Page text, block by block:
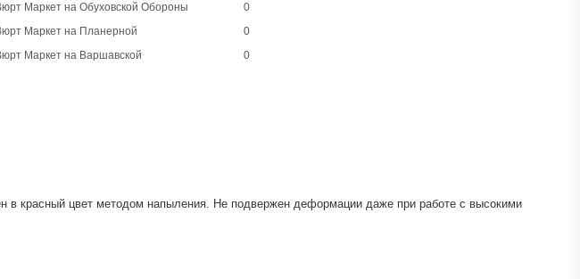
Маркет на Обуховской Обороны
0
Маркет на Планерной
0
Маркет на Варшавской
0
красный цвет методом напыления. Не подвержен деформации даже при работе с высокими